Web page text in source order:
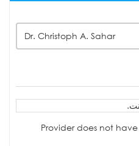
Dr. Christoph A. Sahar
Provider does not